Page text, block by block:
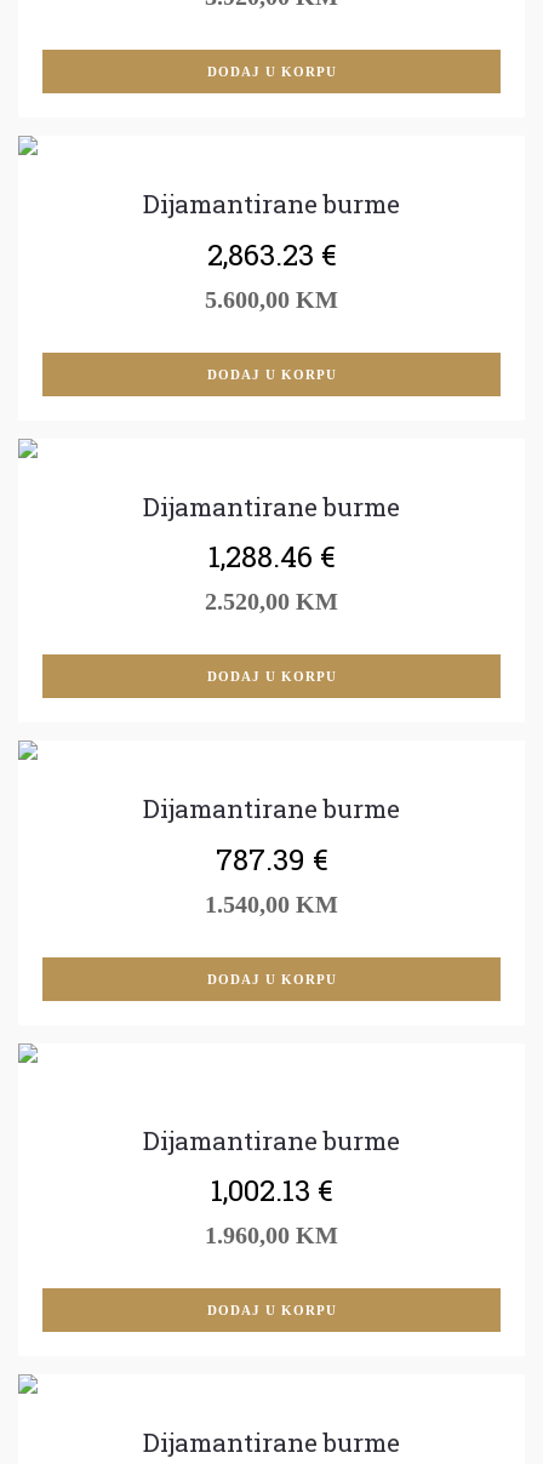
DODAJ U KORPU
Dijamantirane burme
2,863.23 €
5.600,00 KM
DODAJ U KORPU
Dijamantirane burme
1,288.46 €
2.520,00 KM
DODAJ U KORPU
Dijamantirane burme
787.39 €
1.540,00 KM
DODAJ U KORPU
Dijamantirane burme
1,002.13 €
1.960,00 KM
DODAJ U KORPU
Dijamantirane burme